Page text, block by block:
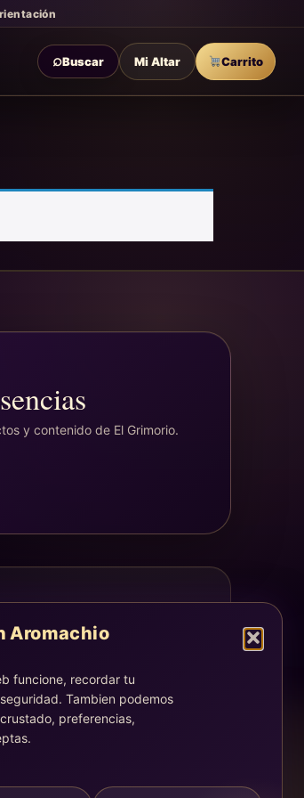
Aromachio
funcione, recordar tu
Tambien podemos
preferencias,
⌕Buscar Mi Altar Carrito
y contenido de El Grimorio.
y correos quedan centralizados en la
y sensorial. No sustituye consejo
o profesional.